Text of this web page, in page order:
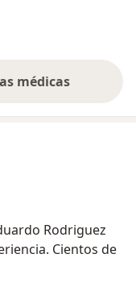
médicas
Rodriguez
Cientos de